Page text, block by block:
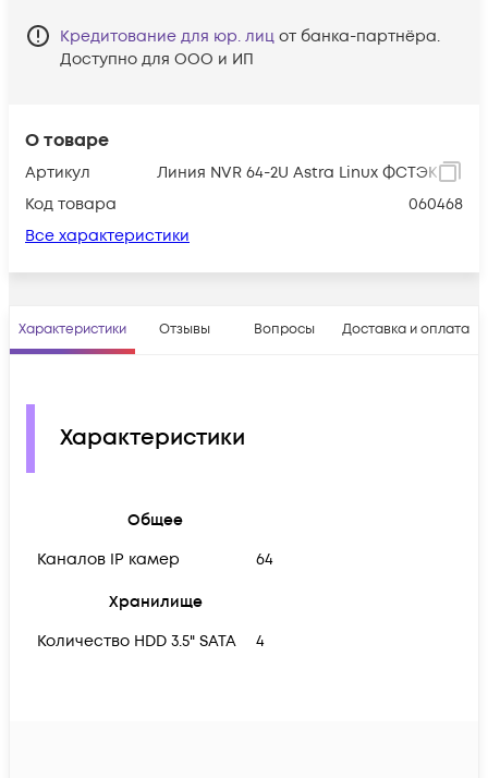
О товаре
Артикул
Линия NVR 64-2U Astra Linux ФСТЭК
Код товара
060468
Все характеристики
Кредитование для юр. лиц от банка-партнёра.
Доступно для ООО и ИП
Характеристики Отзывы Вопросы Доставка и оплата
Характеристики
Общее
Каналов IP камер
64
Хранилище
Количество HDD 3.5" SATA
4